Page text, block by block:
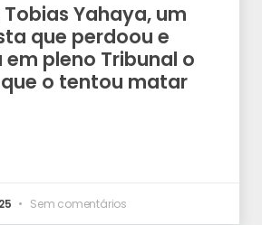
Tobias Yahaya, um
que perdoou e
pleno Tribunal o
o tentou matar
Sem comentários